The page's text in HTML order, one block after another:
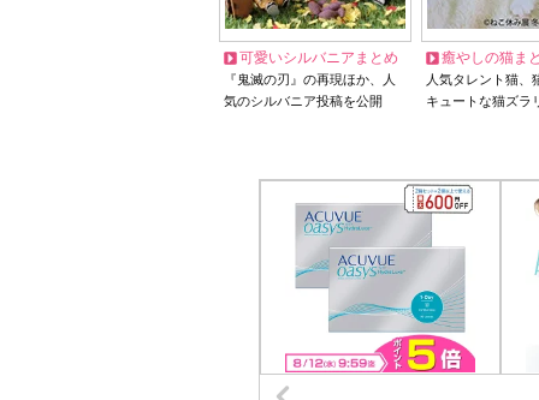
可愛いシルバニアまとめ
『鬼滅の刃』の再現ほか、人
気のシルバニア投稿を公開
癒やしの猫ま
人気タレント猫
キュートな猫ズラ